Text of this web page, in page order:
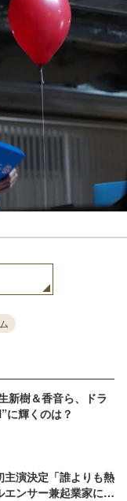
新樹＆香音ら、ドラ
に輝くのは？
演決定「誰よりも熱
ンサー兼起業家に＜